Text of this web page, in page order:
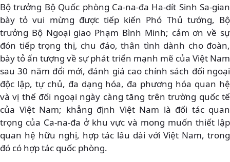
Bộ trưởng Bộ Quốc phòng Ca-na-đa Ha-dít Sinh Sa-gian
bày tỏ vui mừng được tiếp kiến Phó Thủ tướng, Bộ
trưởng Bộ Ngoại giao Phạm Bình Minh; cảm ơn về sự
đón tiếp trọng thị, chu đáo, thân tình dành cho đoàn,
bày tỏ ấn tượng về sự phát triển mạnh mẽ của Việt Nam
sau 30 năm đổi mới, đánh giá cao chính sách đối ngoại
độc lập, tự chủ, đa dạng hóa, đa phương hóa quan hệ
và vị thế đối ngoại ngày càng tăng trên trường quốc tế
của Việt Nam; khẳng định Việt Nam là đối tác quan
trọng của Ca-na-đa ở khu vực và mong muốn thiết lập
quan hệ hữu nghị, hợp tác lâu dài với Việt Nam, trong
đó có hợp tác quốc phòng.